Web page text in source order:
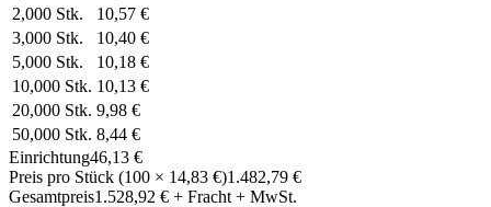
2,000 Stk.
10,57 €
3,000 Stk.
10,40 €
5,000 Stk.
10,18 €
10,000 Stk. 10,13 €
20,000 Stk. 9,98 €
50,000 Stk. 8,44 €
Einrichtung46,13 €
Preis pro Stück (100 × 14,83 €)1.482,79 €
Gesamtpreis1.528,92 € + Fracht + MwSt.